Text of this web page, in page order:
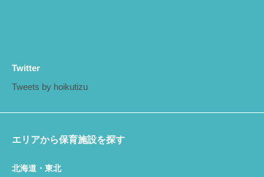
Twitter
Tweets by hoikutizu
エリアから保育施設を探す
北海道・東北